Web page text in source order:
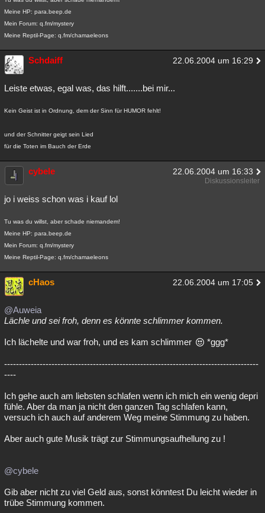
Meine HP: para.beep.de
Mein Forum: q.fm/mystery
Meine Reptil-Page: q.fm/chamaeleons
Schdaiff 22.06.2004 um 16:29
Leiste etwas, egal was, das hilft.......bei mir...
Kein Geist ist in Ordnung, dem der Sinn für HUMOR fehlt!
und der Schnitter geigt sein Lied
für die Toten im Bauch der Erde
cybele 22.06.2004 um 16:33
Diskussionsleiter
jo i weiss schon was i kauf lol
Tu was du willst, aber schade niemandem!
Meine HP: para.beep.de
Mein Forum: q.fm/mystery
Meine Reptil-Page: q.fm/chamaeleons
cHaos 22.06.2004 um 17:05
@Auweia
Lächle und sei froh, denn es könnte schlimmer kommen.
Ich lächelte und war froh, und es kam schlimmer *ggg*
--------------------------------------------------------------------------------------
----
Ich gehe auch am liebsten schlafen wenn ich mich ein wenig depri
fühle. Aber da man ja nicht den ganzen Tag schlafen kann,
versuch ich auch auf anderem Weg meine Stimmung zu haben.
Aber auch gute Musik trägt zur Stimmungsaufhellung zu !
@cybele
Gib aber nicht zu viel Geld aus, sonst könntest Du leicht wieder in
trübe Stimmung kommen.